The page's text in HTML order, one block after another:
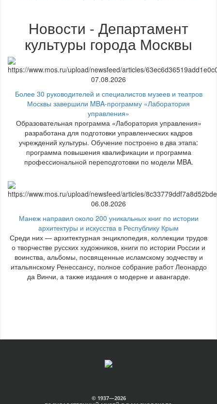
Новости - Департамент
культуры города Москвы
07.08.2026
Более 30 руководителей и специалистов музеев и театров
Москвы завершили MBA-программу «Лаборатория
управления»
Образовательная программа «Лаборатория управления»
разработана для подготовки управленческих кадров
учреждений культуры. Обучение построено в два этапа:
программа повышения квалификации и программа
профессиональной переподготовки по модели MBA.
06.08.2026
Манеж направил около 200 уникальных книг по истории
архитектуры и искусства в Республику Крым
Среди них — архитектурная энциклопедия, коллекции трудов
о творчестве русских художников, книги по истории России и
воинства, альбомы, посвященные исламскому зодчеству и
итальянскому Ренессансу, полное собрание работ Леонардо
да Винчи, а также издания о модерне и авангарде.
© 1937—2026